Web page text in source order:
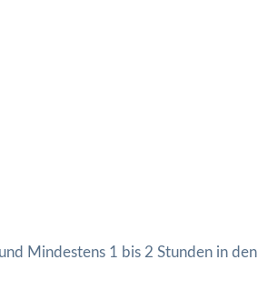
Mindestens 1 bis 2 Stunden in den